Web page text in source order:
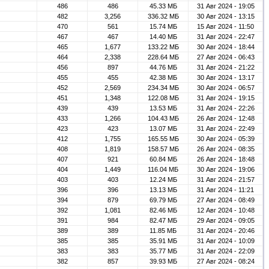
486 486 45.33 МБ
31 Авг 2024 - 19:05
482
3,256 336.32 МБ
30 Авг 2024 - 13:15
470
561 15.74 МБ
15 Авг 2024 - 11:50
467
467 14.40 МБ
31 Авг 2024 - 22:47
465
1,677 133.22 МБ
30 Авг 2024 - 18:44
464
2,338 228.64 МБ
27 Авг 2024 - 06:43
456
897 44.76 МБ
31 Авг 2024 - 21:22
455
455 42.38 МБ
30 Авг 2024 - 13:17
452
2,569 234.34 МБ
30 Авг 2024 - 06:57
451
1,348 122.08 МБ
31 Авг 2024 - 19:15
439
439 13.53 МБ
31 Авг 2024 - 22:26
433
1,266 104.43 МБ
26 Авг 2024 - 12:48
423
423 13.07 МБ
31 Авг 2024 - 22:49
412
1,755 165.55 МБ
30 Авг 2024 - 05:39
408
1,819 158.57 МБ
26 Авг 2024 - 08:35
407
921 60.84 МБ
26 Авг 2024 - 18:48
404
1,449 116.04 МБ
30 Авг 2024 - 19:06
403
403 12.24 МБ
31 Авг 2024 - 21:57
396
396 13.13 МБ
31 Авг 2024 - 11:21
394
879 69.79 МБ
27 Авг 2024 - 08:49
392
1,081 82.46 МБ
12 Авг 2024 - 10:48
391
984 82.47 МБ
29 Авг 2024 - 09:05
389
389 11.85 МБ
31 Авг 2024 - 20:46
385
385 35.91 МБ
31 Авг 2024 - 10:09
383
383 35.77 МБ
31 Авг 2024 - 22:09
382
857 39.93 МБ
27 Авг 2024 - 08:24